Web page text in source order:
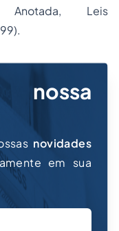
Anotada, Leis
novidades
em sua